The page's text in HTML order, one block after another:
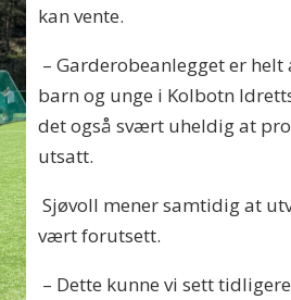
kan vente.
– Garderobeanlegget er
barn og unge i Kolbotn
det også svært uheldig at
utsatt.
Sjøvoll mener samtidig at
vært forutsett.
– Dette kunne vi sett